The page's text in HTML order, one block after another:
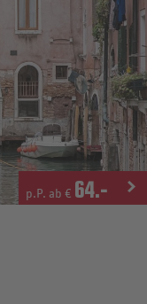
p.P. ab € 64.-